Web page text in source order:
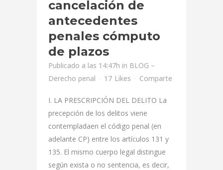
cancelación de
antecedentes
penales cómputo
de plazos
Publicado a las 14:47h in BLOG –
Derecho penal
17 Likes Comparte
I. LA PRESCRIPCIÓN DEL DELITO La
precepción de los delitos viene
contempladaen el código penal (en
adelante CP) entre los artículos 131 y
135. El mismo cuerpo legal distingue
según exista o no sentencia, es decir,